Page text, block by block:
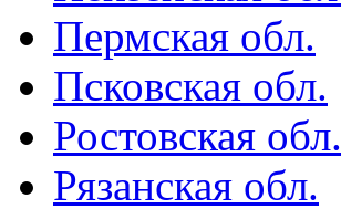
Пермская обл.
Псковская обл.
Ростовская обл.
Рязанская обл.